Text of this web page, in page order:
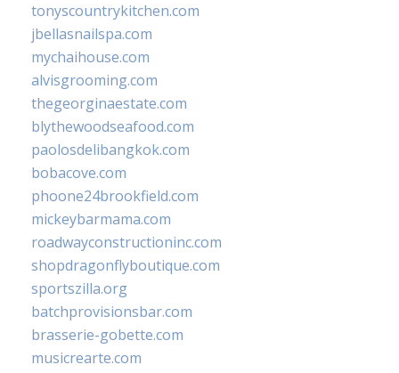
tonyscountrykitchen.com
jbellasnailspa.com
mychaihouse.com
alvisgrooming.com
thegeorginaestate.com
blythewoodseafood.com
paolosdelibangkok.com
bobacove.com
phoone24brookfield.com
mickeybarmama.com
roadwayconstructioninc.com
shopdragonflyboutique.com
sportszilla.org
batchprovisionsbar.com
brasserie-gobette.com
musicrearte.com